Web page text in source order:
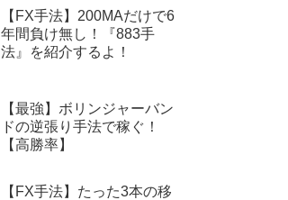
【FX手法】200MAだけで6
年間負け無し！『883手
法』を紹介するよ！
【最強】ボリンジャーバン
ドの逆張り手法で稼ぐ！
【高勝率】
【FX手法】たった3本の移